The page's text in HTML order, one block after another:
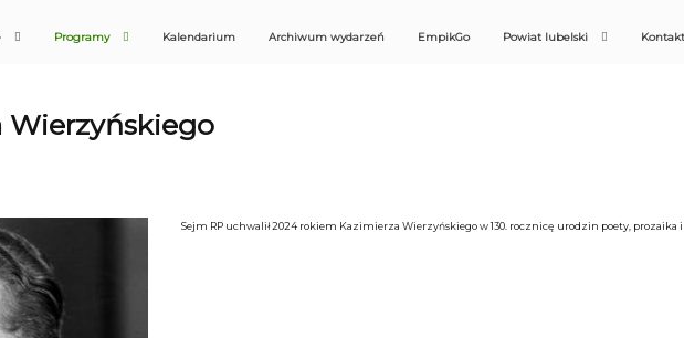
Programy Kalendarium Archiwum wydarzeń EmpikGo Powiat lubelski
Wierzyńskiego
Sejm RP uchwalił 2024 rokiem Kazimierza Wierzyńskiego w 130. rocznicę urodzin poety, prozaika i